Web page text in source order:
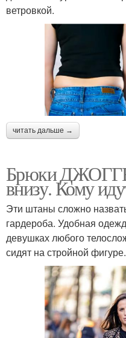
ветровкой.
читать дальше →
Брюки
внизу. Кому
Эти штаны сложно
гардероба. Удобная
девушках любого
сидят на стройной фигуре.